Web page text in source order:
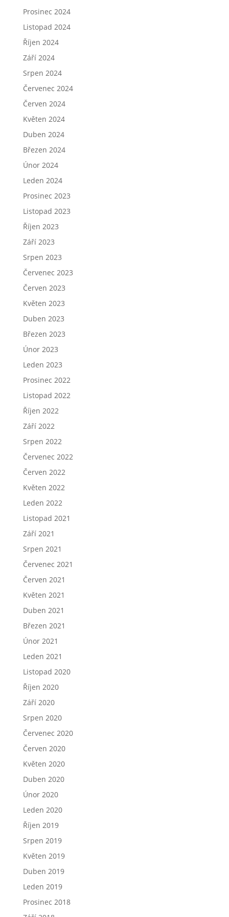
Prosinec 2024
Listopad 2024
Říjen 2024
Září 2024
Srpen 2024
Červenec 2024
Červen 2024
Květen 2024
Duben 2024
Březen 2024
Únor 2024
Leden 2024
Prosinec 2023
Listopad 2023
Říjen 2023
Září 2023
Srpen 2023
Červenec 2023
Červen 2023
Květen 2023
Duben 2023
Březen 2023
Únor 2023
Leden 2023
Prosinec 2022
Listopad 2022
Říjen 2022
Září 2022
Srpen 2022
Červenec 2022
Červen 2022
Květen 2022
Leden 2022
Listopad 2021
Září 2021
Srpen 2021
Červenec 2021
Červen 2021
Květen 2021
Duben 2021
Březen 2021
Únor 2021
Leden 2021
Listopad 2020
Říjen 2020
Září 2020
Srpen 2020
Červenec 2020
Červen 2020
Květen 2020
Duben 2020
Únor 2020
Leden 2020
Říjen 2019
Srpen 2019
Květen 2019
Duben 2019
Leden 2019
Prosinec 2018